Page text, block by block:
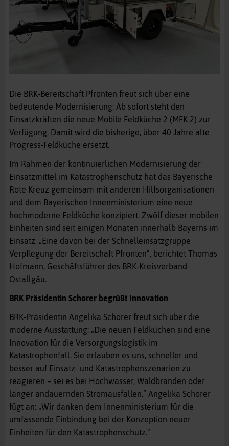
Die BRK-Bereitschaft Pfronten freut sich über eine
bedeutende Modernisierung: Ab sofort steht den
Einsatzkräften die neue Mobile Feldküche 2 (MFK 2) zur
Verfügung. Damit wird die bisherige, über 40 Jahre alte
Progress-Feldküche ersetzt.
Im Rahmen der kontinuierlichen Modernisierung der
Einsatzmittel im Katastrophenschutz hat das Bayerische
Rote Kreuz gemeinsam mit anderen Hilfsorganisationen
und dem Bayerischen Innenministerium eine neue
hochmoderne Feldküche konzipiert. Zwölf dieser mobilen
Einheiten sind seit einigen Monaten innerhalb Bayerns im
Einsatz. „Eine davon bei der Schnelleinsatzgruppe
Verpflegung der Bereitschaft Pfronten“, berichtet Thomas
Hofmann, Geschäftsführer des BRK-Kreisverband
Ostallgäu.
BRK Präsidentin Schorer begrüßt Innovation
BRK-Präsidentin Angelika Schorer freut sich über die
moderne Ausstattung: „Die neuen Feldküchen sind eine
Innovation für die Versorgungslogistik im
Katastrophenfall. Sie erlauben es uns, schneller und
besser auf Einsatz- und Katastrophenszenarien zu
reagieren – sei es bei Hochwasser, Waldbränden oder
länger andauernden Stromausfällen.“ Angelika Schorer
fügt an: „Wir danken dem Innenministerium für die
umfassende Einbindung bei der Konzeption neuer
Einheiten für den Katastrophenschutz.“